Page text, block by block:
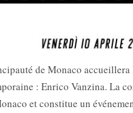
de Monaco
: Enrico Vanzina. La
et constitue un